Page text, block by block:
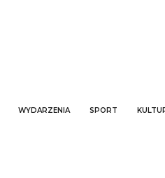
WYDARZENIA SPORT